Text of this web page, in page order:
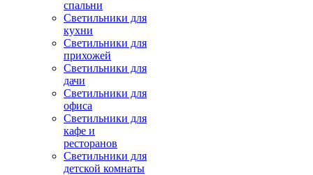
спальни
Светильники для
кухни
Светильники для
прихожей
Светильники для
дачи
Светильники для
офиса
Светильники для
кафе и
ресторанов
Светильники для
детской комнаты